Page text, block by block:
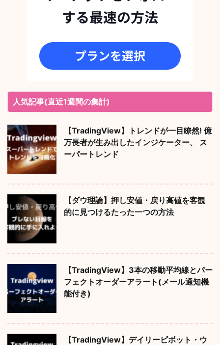
人気記事(直近1週間の集計)
【TradingView】トレンドが一目瞭然! 億
万長者が生み出したインジケーター、 ス
ーパートレンド
【ダウ理論】押し安値・戻り高値を客観
的に見つけるたった一つの方法
【TradingView】3本の移動平均線とパー
フェクトオーダーアラート(メール通知機
能付き)
【TradingView】デイリーピボット・ウ